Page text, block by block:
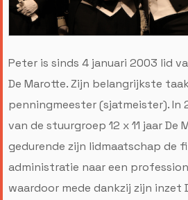
Peter is sinds 4 januari 2003 lid
De Marotte. Zijn belangrijkste
penningmeester (sjatmeister). In
van de stuurgroep 12 x 11 jaar
gedurende zijn lidmaatschap de
administratie naar een
waardoor mede dankzij zijn inzet